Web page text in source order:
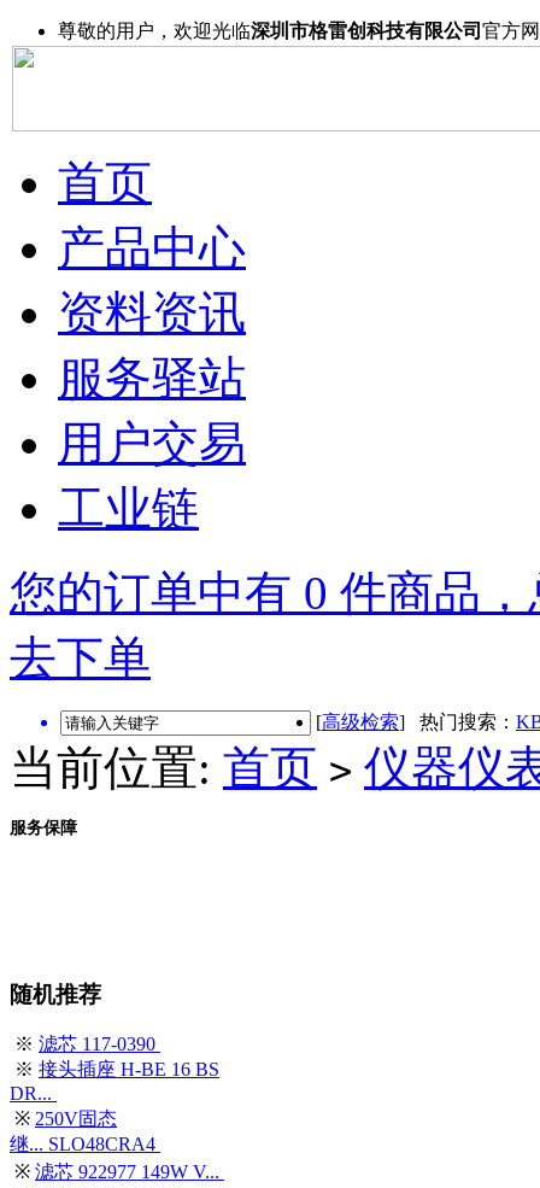
尊敬的用户，欢迎光临深圳市格雷创科技有限公司 官方
首页
产品中心
资料资讯
服务驿站
用户交易
工业链
您的订单中有 0 件商品
去下单
[高级检索] 热门搜索：
当前位置: 首页 > 仪器仪
服务保障
随机推荐
※ 滤芯 117-0390
※ 接头插座 H-BE 16 BS
DR...
※ 250V固态
继... SLO48CRA4
※ 滤芯 922977 149W V...